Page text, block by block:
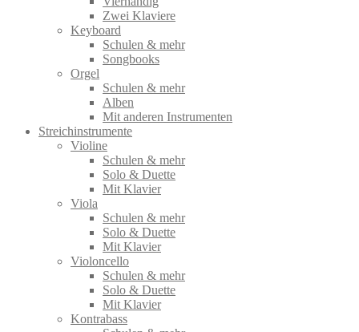
Zwei Klaviere
Keyboard
Schulen & mehr
Songbooks
Orgel
Schulen & mehr
Alben
Mit anderen Instrumenten
Streichinstrumente
Violine
Schulen & mehr
Solo & Duette
Mit Klavier
Viola
Schulen & mehr
Solo & Duette
Mit Klavier
Violoncello
Schulen & mehr
Solo & Duette
Mit Klavier
Kontrabass